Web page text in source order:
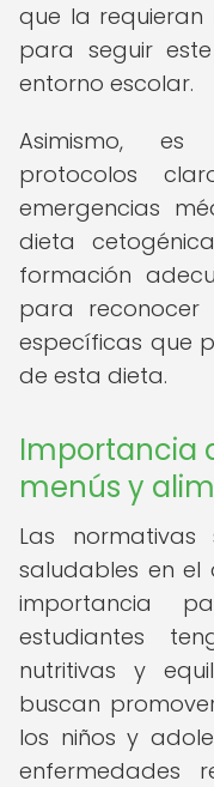
que la requieran
para seguir
entorno escolar.
Asimismo, es
protocolos
emergencias
dieta
formación
para reconocer
específicas que
de esta dieta.
Importancia
menús y
Las
saludables en el
importancia
estudiantes
nutritivas y
buscan
los niños y
enfermedades